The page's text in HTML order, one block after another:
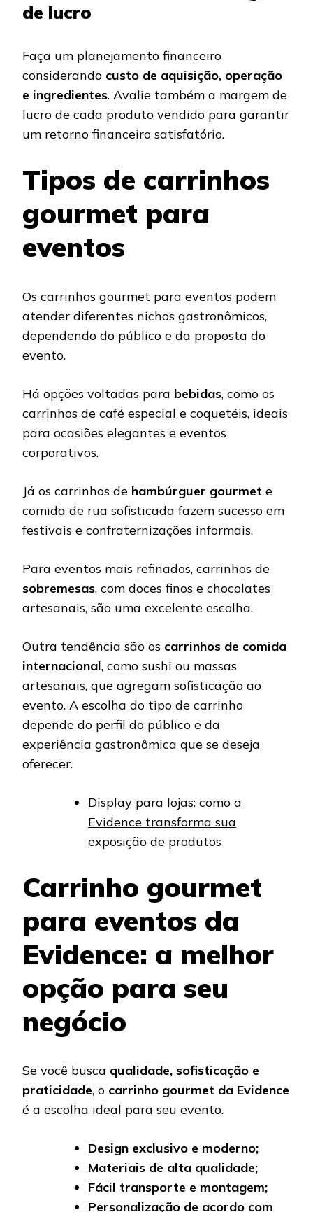
de lucro
Faça um planejamento financeiro
considerando custo de aquisição, operação
e ingredientes. Avalie também a margem de
lucro de cada produto vendido para garantir
um retorno financeiro satisfatório.
Tipos de carrinhos
gourmet para
eventos
Os carrinhos gourmet para eventos podem
atender diferentes nichos gastronômicos,
dependendo do público e da proposta do
evento.
Há opções voltadas para bebidas, como os
carrinhos de café especial e coquetéis, ideais
para ocasiões elegantes e eventos
corporativos.
Já os carrinhos de hambúrguer gourmet e
comida de rua sofisticada fazem sucesso em
festivais e confraternizações informais.
Para eventos mais refinados, carrinhos de
sobremesas, com doces finos e chocolates
artesanais, são uma excelente escolha.
Outra tendência são os carrinhos de comida
internacional, como sushi ou massas
artesanais, que agregam sofisticação ao
evento. A escolha do tipo de carrinho
depende do perfil do público e da
experiência gastronômica que se deseja
oferecer.
Display para lojas: como a
Evidence transforma sua
exposição de produtos
Carrinho gourmet
para eventos da
Evidence: a melhor
opção para seu
negócio
Se você busca qualidade, sofisticação e
praticidade, o carrinho gourmet da Evidence
é a escolha ideal para seu evento.
Design exclusivo e moderno;
Materiais de alta qualidade;
Fácil transporte e montagem;
Personalização de acordo com